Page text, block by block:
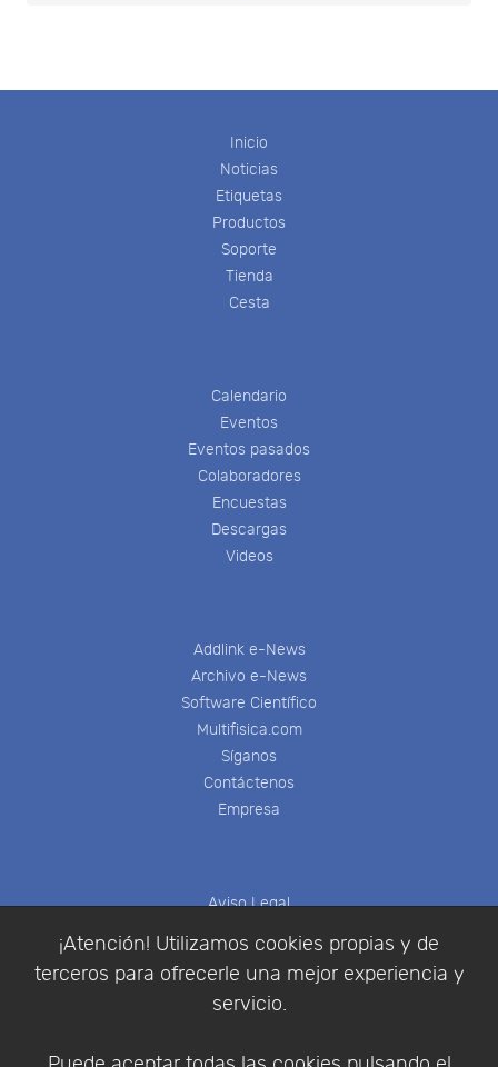
¡Atención! Utilizamos cookies propias y de
terceros para ofrecerle una mejor experiencia y
servicio.
Inicio
Noticias
Etiquetas
Productos
Soporte
Tienda
Cesta
Calendario
Eventos
Eventos pasados
Colaboradores
Encuestas
Descargas
Videos
Addlink e-News
Archivo e-News
Software Científico
Multifisica.com
Síganos
Contáctenos
Empresa
Aviso Legal
Política de Privacidad
Condiciones de compra
Identificarse